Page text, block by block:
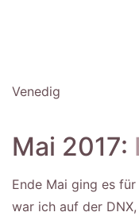
Venedig
Mai 2017:
Ende Mai ging es
war ich auf der